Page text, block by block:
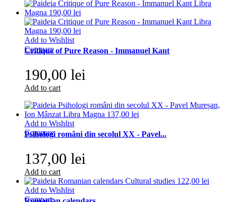
Add to Wishlist
Compare
Critique of Pure Reason - Immanuel Kant
190,00 lei
Add to cart
Add to Wishlist
Compare
Psihologi români din secolul XX - Pavel...
137,00 lei
Add to cart
Add to Wishlist
Compare